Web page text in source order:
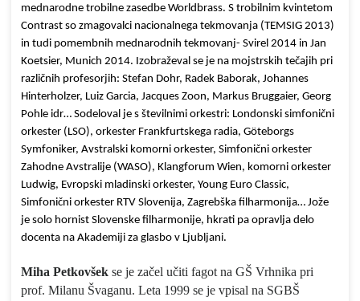
mednarodne trobilne zasedbe Worldbrass. S trobilnim kvintetom
Contrast so zmagovalci nacionalnega tekmovanja (TEMSIG 2013)
in tudi pomembnih mednarodnih tekmovanj- Svirel 2014 in Jan
Koetsier, Munich 2014. Izobraževal se je na mojstrskih tečajih pri
različnih profesorjih: Stefan Dohr, Radek Baborak, Johannes
Hinterholzer, Luiz Garcia, Jacques Zoon, Markus Bruggaier, Georg
Pohle idr… Sodeloval je s številnimi orkestri: Londonski simfonični
orkester (LSO), orkester Frankfurtskega radia, Göteborgs
Symfoniker, Avstralski komorni orkester, Simfonični orkester
Zahodne Avstralije (WASO), Klangforum Wien, komorni orkester
Ludwig, Evropski mladinski orkester, Young Euro Classic,
Simfonični orkester RTV Slovenija, Zagrebška filharmonija… Jože
je solo hornist Slovenske filharmonije, hkrati pa opravlja delo
docenta na Akademiji za glasbo v Ljubljani.
Miha Petkovšekse je začel učiti fagot na GŠ Vrhnika pri
prof. Milanu Švaganu. Leta 1999 se je vpisal na SGBŠ